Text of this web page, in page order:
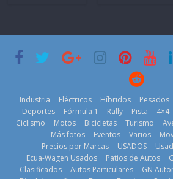
BMW, Toyota,
Bosch y
Repsol
prueban flota
que usa
gasolina 100%
renovable
2026
Kia reúne a
jugadores de
fútbol de todo
Industria Eléctricos Híbridos Pesados
Deportes
Fórmula 1 Rally Pista 4×4
Ciclismo
Motos Bicicletas Turismo
Más fotos
Eventos Varios
Precios por Marcas
USADOS
Ecua-Wagen Usados
Patios de Autos
Clasificados
Autos Particulares GN